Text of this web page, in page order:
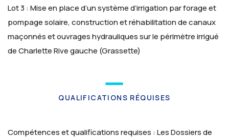
Lot 3 : Mise en place d’un système d’irrigation par forage et
pompage solaire, construction et réhabilitation de canaux
maçonnés et ouvrages hydrauliques sur le périmètre irrigué
de Charlette Rive gauche (Grassette)
QUALIFICATIONS RÉQUISES
Compétences et qualifications requises :Les Dossiers de